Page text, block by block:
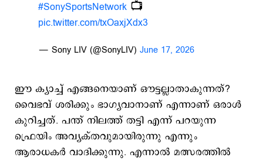
#SonySportsNetwork 📺
pic.twitter.com/txOaxjXdx3
— Sony LIV (@SonyLIV) June 17, 2026
ഈ ക്യാച്ച് എങ്ങനെയാണ് ഔട്ടല്ലാതാകുന്നത്?
വൈഭവ് ശരിക്കും ഭാഗ്യവാനാണ് എന്നാണ് ഒരാള്‍
കുറിച്ചത്. പന്ത് നിലത്ത് തട്ടി എന്ന് പറയുന്ന
ഫ്രെയിം അവ്യക്തവുമായിരുന്നു എന്നും
ആരാധകര്‍ വാദിക്കുന്നു. എന്നാല്‍ മത്സരത്തില്‍